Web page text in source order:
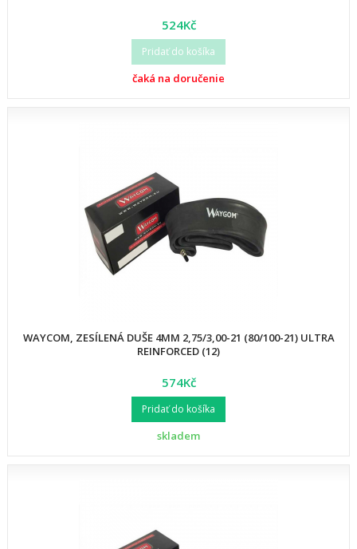
524Kč
Pridať do košíka
čaká na doručenie
WAYCOM, ZESÍLENÁ DUŠE 4MM 2,75/3,00-21 (80/100-21) ULTRA
REINFORCED (12)
574Kč
Pridať do košíka
skladem